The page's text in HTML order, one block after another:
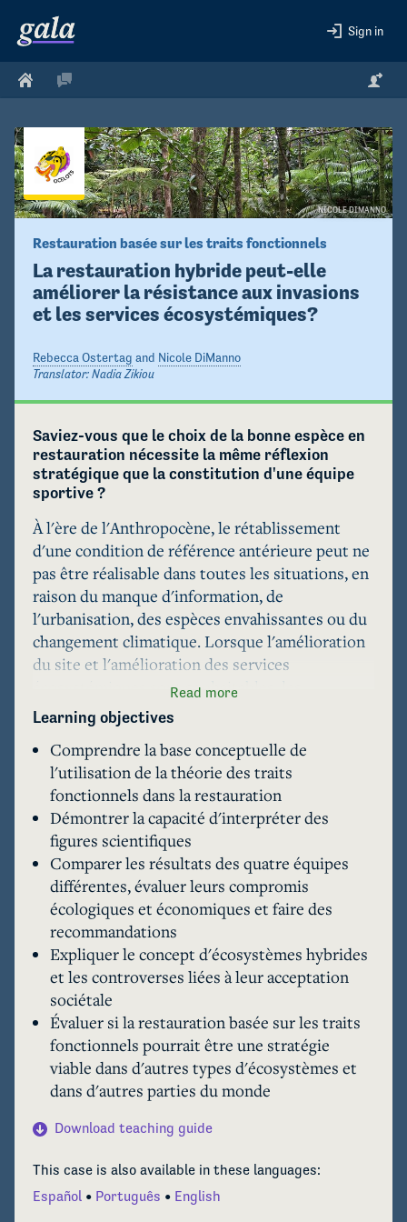
Sign in
NICOLE DIMANNO
Restauration basée sur les traits fonctionnels
La restauration hybride peut-elle
améliorer la résistance aux invasions
et les services écosystémiques?
Rebecca Ostertag and Nicole DiManno
Translator:Nadia Zikiou
Saviez-vous que le choix de la bonne espèce en
restauration nécessite la même réflexion
stratégique que la constitution d'une équipe
sportive ?
À l'ère de l'Anthropocène, le rétablissement
d'une condition de référence antérieure peut ne
pas être réalisable dans toutes les situations, en
raison du manque d'information, de
l'urbanisation, des espèces envahissantes ou du
changement climatique. Lorsque l'amélioration
du site et l'amélioration des services
écosystémiques sont souhaitables, les
écosystèmes hybrides, dans lesquels les espèces
sont plantées ensemble même si elles n'ont pas
coexisté historiquement, constituent une
option intéressante. Les îles hawaïennes sont
connues pour leur prédominance d'espèces non
indigènes, dont une partie est très envahissante
et dégrade la structure et la fonction de
l'écosystème. Une restauration dans une forêt
humide de plaine envahie à Hilo, à Hawaï, teste
quatre combinaisons d'espèces différentes
(équipes) – en utilisant à la fois des espèces
indigènes et des espèces non indigènes non
envahissantes – qui ont été soigneusement
choisies à l'aide de la théorie des traits
fonctionnels. Les équipes ont été suivies
pendant cinq ans pour déterminer si les
écosystèmes hybrides peuvent atteindre les
objectifs d'augmentation du stockage du
carbone, de régénération de la biodiversité
indigène, de résistance aux espèces
envahissantes et de faibles niveaux d'entretien.
Parce que les écosystèmes hybrides
représentent un changement de paradigme dans
Read more
Learning objectives
Comprendre la base conceptuelle de
l'utilisation de la théorie des traits
fonctionnels dans la restauration
Démontrer la capacité d'interpréter des
figures scientifiques
Comparer les résultats des quatre équipes
différentes, évaluer leurs compromis
écologiques et économiques et faire des
recommandations
Expliquer le concept d'écosystèmes hybrides
et les controverses liées à leur acceptation
sociétale
Évaluer si la restauration basée sur les traits
fonctionnels pourrait être une stratégie
viable dans d'autres types d'écosystèmes et
dans d'autres parties du monde
Download teaching guide
This case is also available in these languages:
Español
Português English